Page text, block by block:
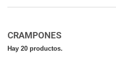
CRAMPONES
Hay 20 productos.